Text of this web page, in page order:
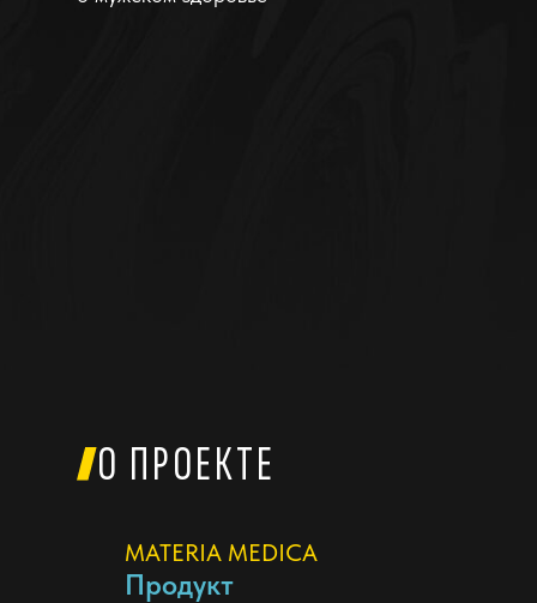
MATERIA MEDICA
Продукт
О ПРОЕКТЕ